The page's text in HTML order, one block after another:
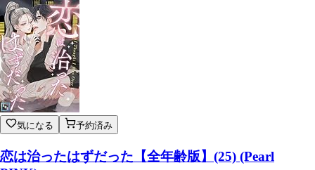
気になる 予約済み
恋は治ったはずだった【全年齢版】(25) (Pearl